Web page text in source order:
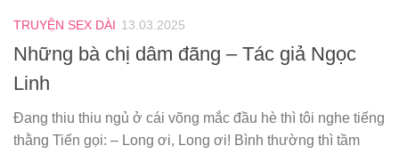
TRUYỆN SEX DÀI 13.03.2025
Những bà chị dâm đãng – Tác giả Ngọc
Linh
Đang thiu thiu ngủ ở cái võng mắc đầu hè thì tôi nghe tiếng
thằng Tiến gọi: – Long ơi, Long ơi! Bình thường thì tầm